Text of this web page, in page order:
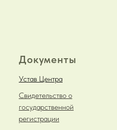
Документы
Устав Центра
Свидетельство о
государственной
регистрации